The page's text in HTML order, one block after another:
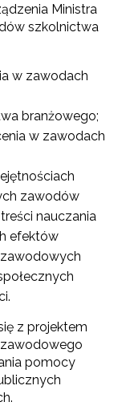
Ministra
szkolnictwa
w zawodach
branżowego;
w zawodach
zawodów
nauczania
efektów
zawodowych
z projektem
pomocy